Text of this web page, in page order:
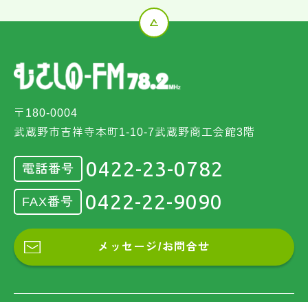
〒180-0004
武蔵野市吉祥寺本町1-10-7武蔵野商工会館3階
電話番号 0422-23-0782
FAX番号 0422-22-9090
メッセージ/お問合せ